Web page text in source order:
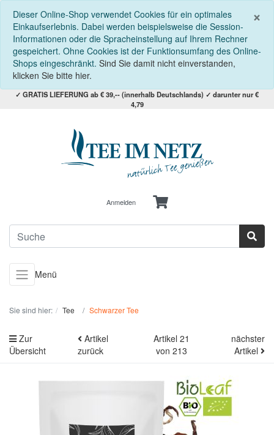
×
Dieser Online-Shop verwendet Cookies für ein optimales
Einkaufserlebnis. Dabei werden beispielsweise die Session-
Informationen oder die Spracheinstellung auf Ihrem Rechner
gespeichert. Ohne Cookies ist der Funktionsumfang des Online-
Shops eingeschränkt. Sind Sie damit nicht einverstanden,
klicken Sie bitte hier.
✓ GRATIS LIEFERUNG ab € 39,-- (innerhalb Deutschlands) ✓ darunter nur €
4,79
Anmelden
Menü
Sie sind hier: Tee Schwarzer Tee
Zur
Übersicht
Artikel
zurück
Artikel 21
von 213
nächster
Artikel